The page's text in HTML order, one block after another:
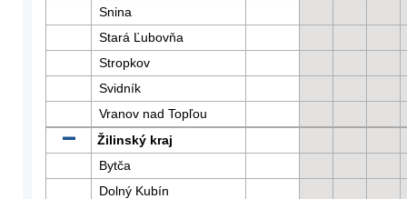
Snina
Stará Ľubovňa
Stropkov
Svidník
Vranov nad Topľou
Žilinský kraj
Bytča
Dolný Kubín